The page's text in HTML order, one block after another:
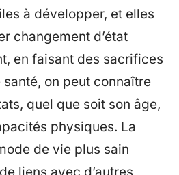
à développer, et elles
changement d’état
en faisant des sacrifices
on peut connaître
quel que soit son âge,
physiques. La
de vie plus sain